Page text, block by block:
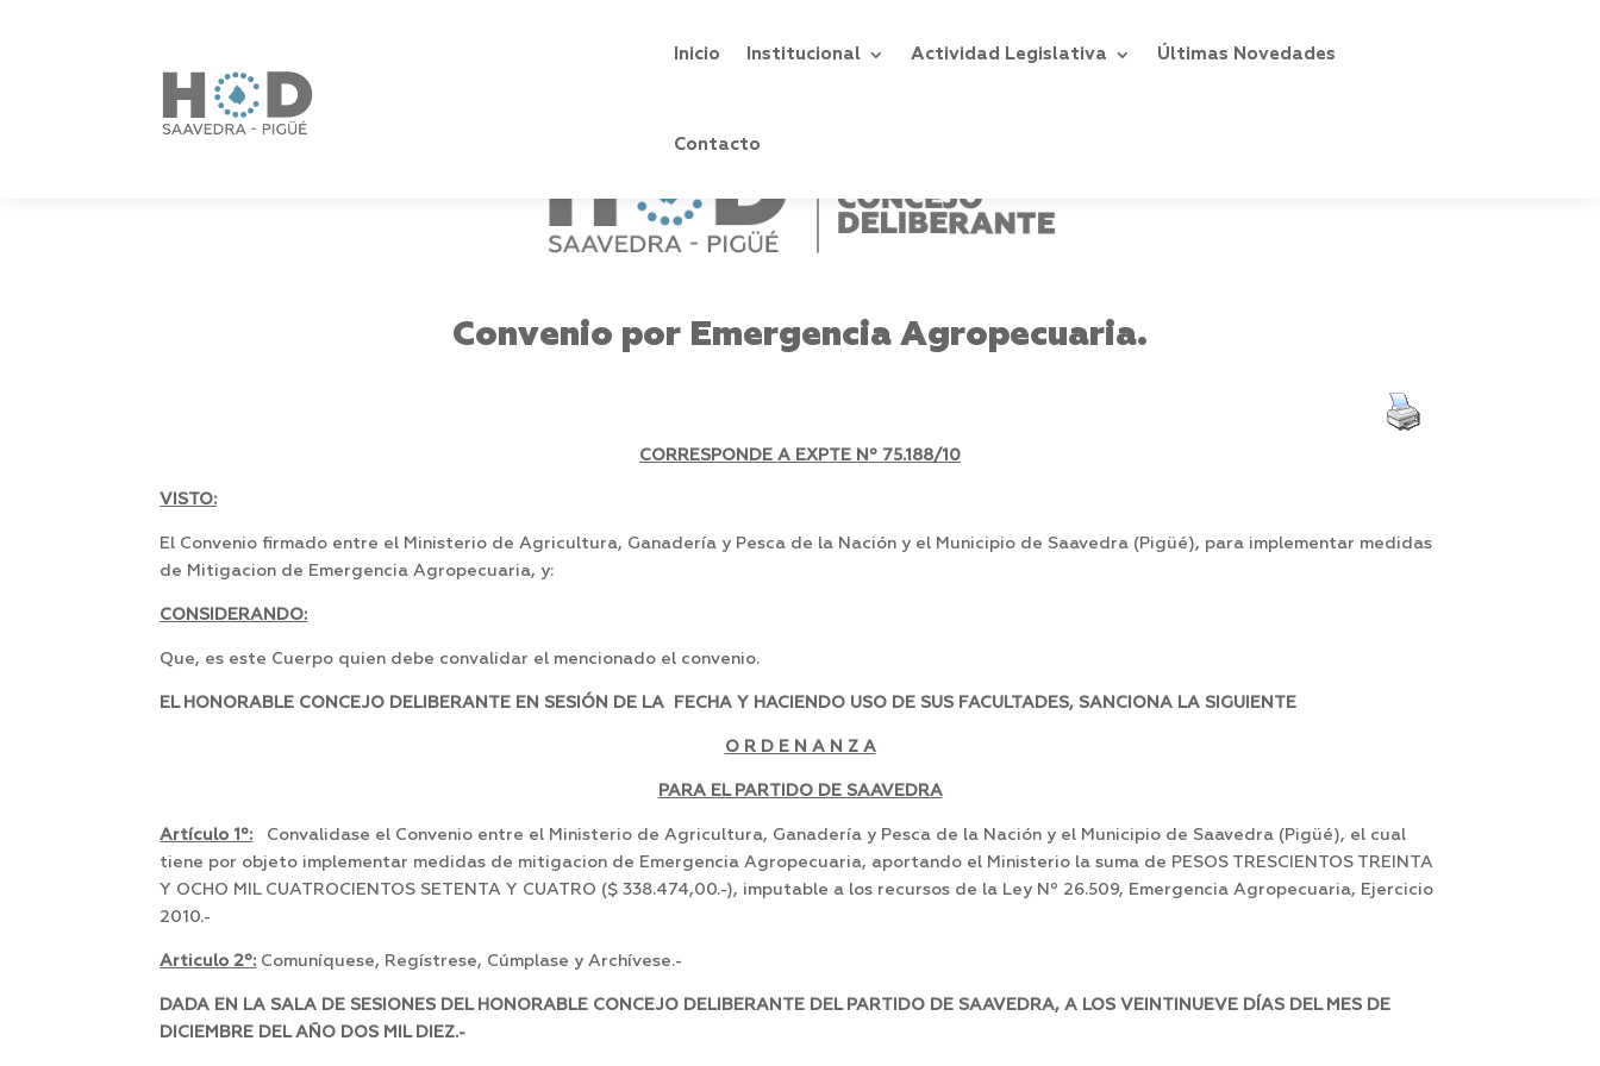
Inicio Institucional Actividad Legislativa Últimas Novedades
Contacto
Convenio por Emergencia Agropecuaria.
CORRESPONDE A EXPTE Nº 75.188/10
VISTO:
El Convenio firmado entre el Ministerio de Agricultura, Ganadería y Pesca de la Nación y el Municipio de Saavedra (Pigüé), para implementar medidas
de Mitigacion de Emergencia Agropecuaria, y:
CONSIDERANDO:
Que, es este Cuerpo quien debe convalidar el mencionado el convenio.
EL HONORABLE CONCEJO DELIBERANTE EN SESIÓN DE LA FECHA Y HACIENDO USO DE SUS FACULTADES, SANCIONA LA SIGUIENTE
O R D E N A N Z A
PARA EL PARTIDO DE SAAVEDRA
Artículo 1º: Convalidase el Convenio entre el Ministerio de Agricultura, Ganadería y Pesca de la Nación y el Municipio de Saavedra (Pigüé), el cual
tiene por objeto implementar medidas de mitigacion de Emergencia Agropecuaria, aportando el Ministerio la suma de PESOS TRESCIENTOS TREINTA
Y OCHO MIL CUATROCIENTOS SETENTA Y CUATRO ($ 338.474,00.-), imputable a los recursos de la Ley Nº 26.509, Emergencia Agropecuaria, Ejercicio
2010.-
Articulo 2º: Comuníquese, Regístrese, Cúmplase y Archívese.-
DADA EN LA SALA DE SESIONES DEL HONORABLE CONCEJO DELIBERANTE DEL PARTIDO DE SAAVEDRA, A LOS VEINTINUEVE DÍAS DEL MES DE
DICIEMBRE DEL AÑO DOS MIL DIEZ.-